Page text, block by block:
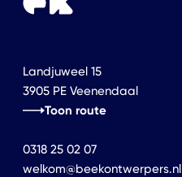
Landjuweel 15
3905 PE Veenendaal
Toon route
0318 25 02 07
welkom@beekontwerpers.nl